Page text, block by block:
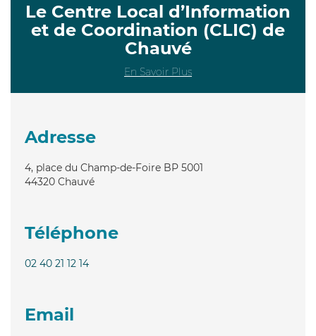
Le Centre Local d’Information
et de Coordination (CLIC) de
Chauvé
En Savoir Plus
Adresse
4, place du Champ-de-Foire BP 5001
44320 Chauvé
Téléphone
02 40 21 12 14
Email